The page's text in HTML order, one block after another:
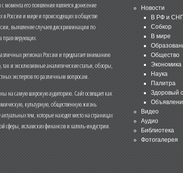
его появления является донесение
России и мире и происходящих в обществе
выявление случаев дискриминации по
верующих.
регионах России и предлагает вниманию
и эксклюзивные аналитические статьи, обзоры,
экспертов по различным вопросам.
на самую широкую аудиторию. Сайт освещает как
культурную, общественную жизнь
тем, которые находят место на страницах
сферы, исламских финансов и халяль-индустрии.
Новости
В РФ и СНГ
Собкор
В мире
Общество
Экономика
Наука
Палитра
Здоровый
Видео
Аудио
Библиотека
Фотогалерея